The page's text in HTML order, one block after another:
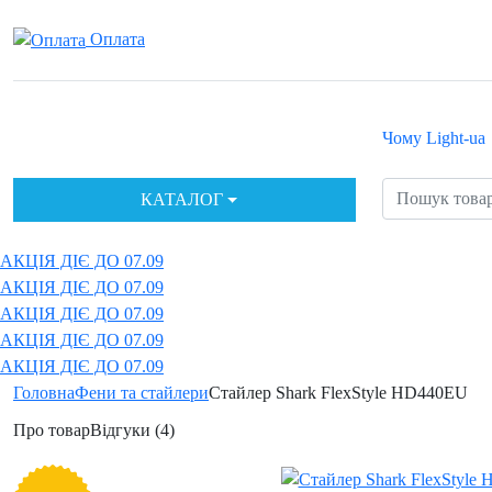
Оплата
Чому Light-ua
КАТАЛОГ
АКЦІЯ ДІЄ ДО 07.09
АКЦІЯ ДІЄ ДО 07.09
АКЦІЯ ДІЄ ДО 07.09
АКЦІЯ ДІЄ ДО 07.09
АКЦІЯ ДІЄ ДО 07.09
ГоловнаФени та стайлериСтайлер Shark FlexStyle HD440EU
Про товарВідгуки (4)